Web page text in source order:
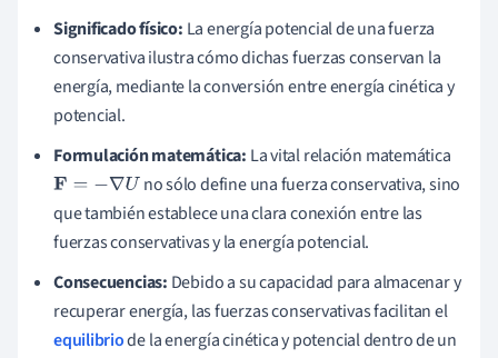
e
e
Significado físico: La energía potencial de una fuerza
conservativa ilustra cómo dichas fuerzas conservan la
energía, mediante la conversión entre energía cinética y
potencial.
Formulación matemática: La vital relación matemática
F= −∇ U
no sólo define una fuerza conservativa, sino
que también establece una clara conexión entre las
fuerzas conservativas y la energía potencial.
Consecuencias: Debido a su capacidad para almacenar y
recuperar energía, las fuerzas conservativas facilitan el
equilibriode la energía cinética y potencial dentro de un